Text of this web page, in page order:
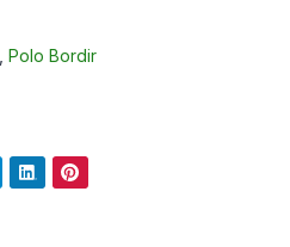
Polo Bordir